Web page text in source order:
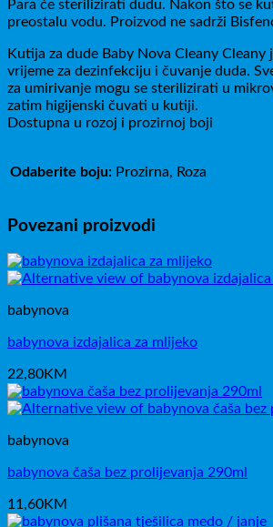
Para će sterilizirati dudu. Nakon što se
preostalu vodu. Proizvod ne sadrži
Kutija za dude Baby Nova Cleany Cleany
vrijeme za dezinfekciju i čuvanje duda.
za umirivanje mogu se sterilizirati u
zatim higijenski čuvati u kutiji.
Dostupna u rozoj i prozirnoj boji
Odaberite boju: Prozirna, Roza
Povezani proizvodi
babynova
babynova izdajalica za mlijeko
22,80KM
babynova
babynova čaša bez prolijevanja 290ml
11,60KM